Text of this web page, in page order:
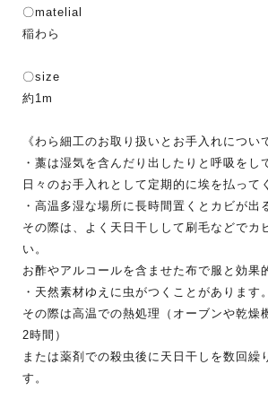
〇matelial
稲わら
〇size
約1m
《わら細工のお取り扱いとお手入れについ
・藁は湿気を含んだり出したりと呼吸をし
日々のお手入れとして定期的に埃を払って
・高温多湿な場所に長時間置くとカビが出
その際は、よく天日干しして刷毛などでカ
い。
お酢やアルコールを含ませた布で服と効果
・天然素材ゆえに虫がつくことがあります。
その際は高温での熱処理（オーブンや乾燥
2時間）
または薬剤での殺虫後に天日干しを数回繰
す。